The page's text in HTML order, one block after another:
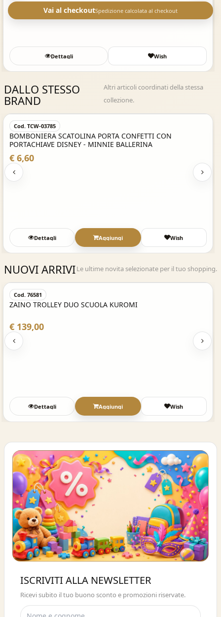
Vai al checkoutSpedizione calcolata al checkout
DALLO STESSO
BRAND
Altri articoli coordinati della stessa
collezione.
CONFETTI CON
BOMBONIERA IN PORCELLANA -
Dettagli
NUOVI ARRIVILe ultime novita selezionate per il tuo shopping.
Acquisto
ZAINO TROLLEY DUO SCUOLA
Dettagli
ISCRIVITI E OTTIENI SUBITO UNO
SCONTO DEL 10%
ISCRIVITI ALLA NEWSLETTER
Ricevi subito il tuo buono sconto e promozioni riservate.